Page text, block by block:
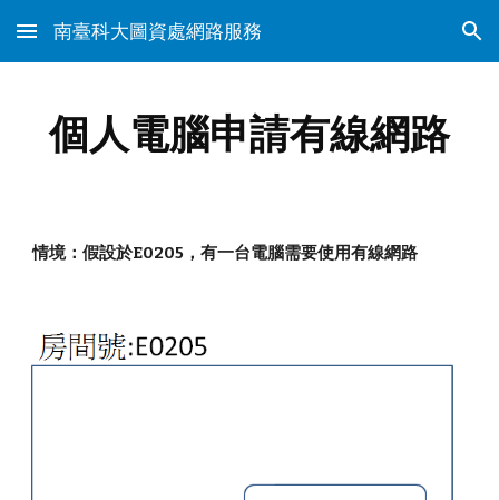
Skip to main content Skip to navigation
南臺科大圖資處網路服務
個人電腦申請有線網路
情境：假設於E0205，有一台電腦需要使用有線網路